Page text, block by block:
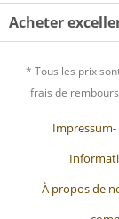
Acheter
* Tous les prix
frais de
Impressum-
À propos de